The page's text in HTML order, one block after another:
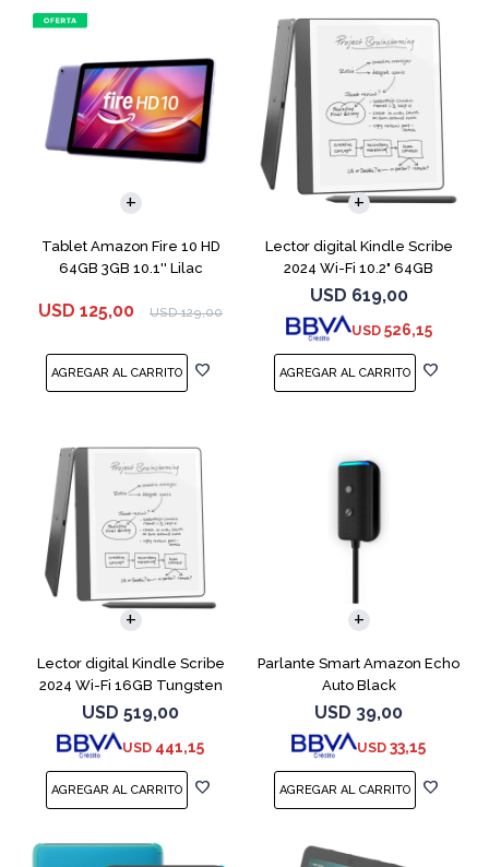
Tablet Amazon Fire 10 HD
64GB 3GB 10.1'' Lilac
USD 125,00 USD 129,00
Lector digital Kindle Scribe
2024 Wi-Fi 10.2" 64GB
Tungsten
USD 619,00
USD 526,15
Lector digital Kindle Scribe
2024 Wi-Fi 16GB Tungsten
USD 519,00
USD 441,15
Parlante Smart Amazon Echo
Auto Black
USD 39,00
USD 33,15